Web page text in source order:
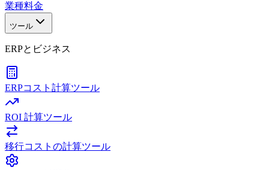
業種料金
ツール
ERPとビジネス
ERPコスト計算ツール
ROI 計算ツール
移行コストの計算ツール